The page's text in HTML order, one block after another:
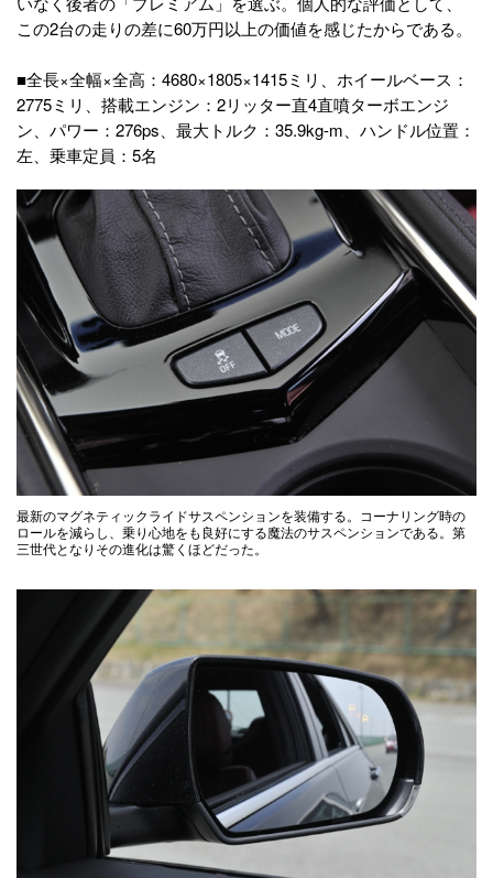
この2台の走りの差に60万円以上の価値を感じたからである。
■全長×全幅×全高：4680×1805×1415ミリ、ホイールベース：
2775ミリ、搭載エンジン：2リッター直4直噴ターボエンジ
ン、パワー：276ps、最大トルク：35.9kg-m、ハンドル位置：
左、乗車定員：5名
最新のマグネティックライドサスペンションを装備する。コーナリング時の
ロールを減らし、乗り心地をも良好にする魔法のサスペンションである。第
三世代となりその進化は驚くほどだった。